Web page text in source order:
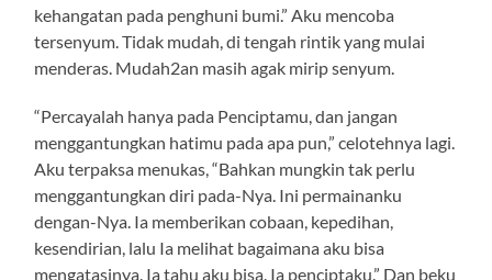
kehangatan pada penghuni bumi.” Aku mencoba
tersenyum. Tidak mudah, di tengah rintik yang mulai
menderas. Mudah2an masih agak mirip senyum.
“Percayalah hanya pada Penciptamu, dan jangan
menggantungkan hatimu pada apa pun,” celotehnya lagi.
Aku terpaksa menukas, “Bahkan mungkin tak perlu
menggantungkan diri pada-Nya. Ini permainanku
dengan-Nya. Ia memberikan cobaan, kepedihan,
kesendirian, lalu Ia melihat bagaimana aku bisa
mengatasinya. Ia tahu aku bisa. Ia penciptaku.” Dan beku